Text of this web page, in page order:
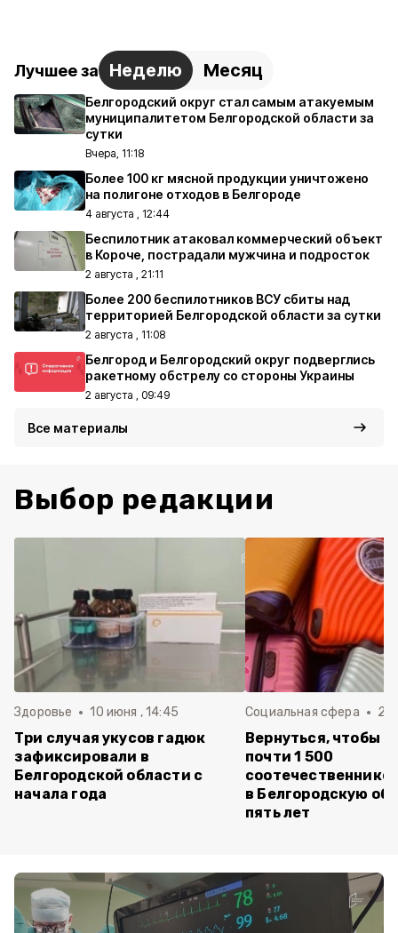
Лучшее за Неделю Месяц
Белгородский округ стал самым атакуемым
муниципалитетом Белгородской области за
сутки
Вчера, 11:18
Более 100 кг мясной продукции уничтожено
на полигоне отходов в Белгороде
4 августа , 12:44
Беспилотник атаковал коммерческий объект
в Короче, пострадали мужчина и подросток
2 августа , 21:11
Более 200 беспилотников ВСУ сбиты над
территорией Белгородской области за сутки
2 августа , 11:08
Белгород и Белгородский округ подверглись
ракетному обстрелу со стороны Украины
2 августа , 09:49
Все материалы
Выбор редакции
Здоровье 10 июня , 14:45
Три случая укусов гадюк
зафиксировали в
Белгородской области с
начала года
Социальная сфера 20
Вернуться, чтобы
почти 1 500
в Белгородскую
пять лет